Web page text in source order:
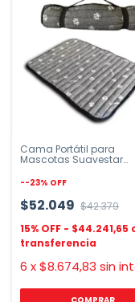
Cama Portátil para
Mascotas Suavestar
--23% OFF
$52.049 $42.379
$44.241,65
6 x$8.674,83 sin
COMPRAR